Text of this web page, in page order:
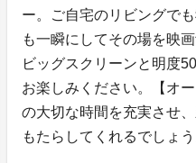
ー。ご自宅のリビングで
も一瞬にしてその場を映
ビッグスクリーンと明度
お楽しみください。【オ
の大切な時間を充実させ
もたらしてくれるでしょう